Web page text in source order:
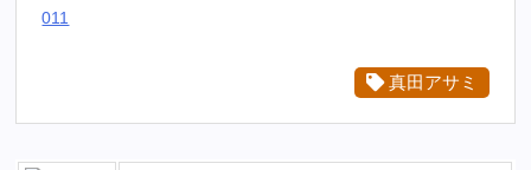
011
真田アサミ